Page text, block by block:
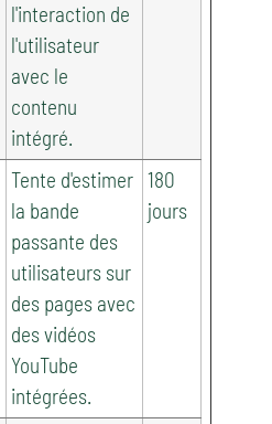
l'interaction de
l'utilisateur
avec le
contenu
intégré.
Tente d'estimer
la bande
passante des
utilisateurs sur
des pages avec
des vidéos
YouTube
intégrées.
180
jours